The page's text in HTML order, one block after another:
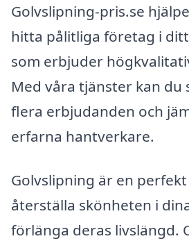
Golvslipning-pris.se
hitta pålitliga företag i
som erbjuder
Med våra tjänster kan du
flera erbjudanden och
erfarna hantverkare.
Golvslipning är en
återställa skönheten i
förlänga deras livslängd.